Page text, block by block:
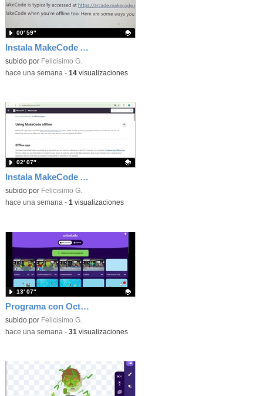
Instala MakeCode Arcade para trabajar offline en tu tablet, ordenador, Chromebook
Contenido educativo.
subido por Felicisimo G.
00′ 59″
-hace una semana - 14visualizaciones
Instala MakeCode Arcade offline para programar grandes juegos sin necesidad de Internet
Contenido educativo.
subido por Felicisimo G.
02′ 07″
-hace una semana - 1 visualizaciones
Programa con OctoStudio, un juego de disparos contra Zombies con un cargador basado en el House of the dead
Contenido educativo.
subido por Felicisimo G.
13′ 07″
-hace una semana - 31 visualizaciones